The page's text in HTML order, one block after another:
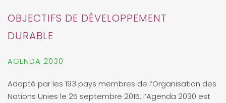
OBJECTIFS DE DÉVELOPPEMENT
DURABLE
AGENDA 2030
Adopté par les 193 pays membres de l’Organisation des
Nations Unies le 25 septembre 2015, l’Agenda 2030 est